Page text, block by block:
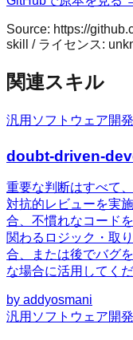
Source: https://
skill
/ ライセンス:
関連スキル
汎用 ソフトウェア開発
doubt-driven-
重要な判断はすべて
対抗的レビューを実
合、不慣れなコード
関わるロジック・取
合、または後でバグ
な場合に活用してくだ
by addyosmani
汎用 ソフトウェア開発